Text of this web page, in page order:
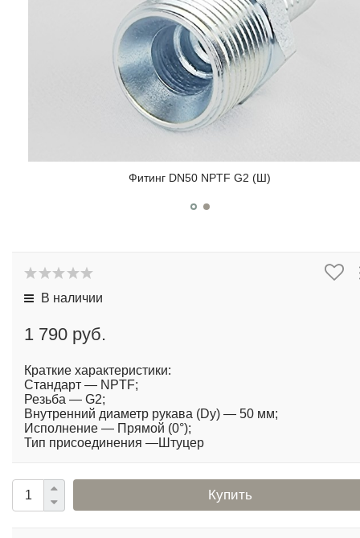
Фитинг DN50 NPTF G2 (Ш)
В наличии
1 790 руб.
Краткие характеристики:
Стандарт — NPTF;
Резьба — G2;
Внутренний диаметр рукава (Dy) — 50 мм;
Исполнение — Прямой (0°);
Тип присоединения —Штуцер
Купить